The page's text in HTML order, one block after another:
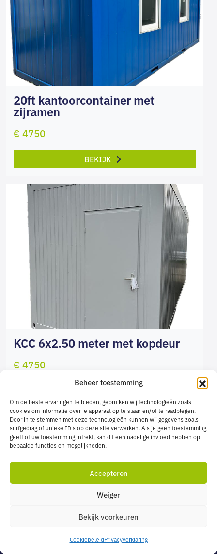
Beheer toestemming
Om de beste ervaringen te bieden, gebruiken wij technologieën zoals
cookies om informatie over je apparaat op te slaan en/of te raadplegen.
Door in te stemmen met deze technologieën kunnen wij gegevens zoals
surfgedrag of unieke ID's op deze site verwerken. Als je geen toestemming
geeft of uw toestemming intrekt, kan dit een nadelige invloed hebben op
bepaalde functies en mogelijkheden.
Accepteren
Weiger
Bekijk voorkeuren
CookiebeleidPrivacyverklaring
20ft kantoorcontainer met
zijramen
€ 4750
BEKIJK
KCC 6x2.50 meter met kopdeur
€ 4750